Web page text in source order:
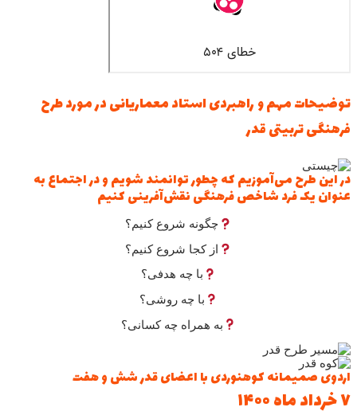
توضیحات مهم و راهبردی استاد معماریانی در مورد طرح
فرهنگی تربیتی قدر
در این طرح می‌آموزیم که چطور توانمند شویم و در اجتماع به
عنوان یک فرد شاخص فرهنگی نقش‌آفرینی کنیم ‌
چگونه شروع کنیم؟
از کجا شروع کنیم؟
با چه هدفی؟
با چه روشی؟
به همراه چه کسانی؟
اردوی صمیمانه کوهنوردی با اعضای قدر شش و هفت
۷ خرداد ماه ۱۴۰۰